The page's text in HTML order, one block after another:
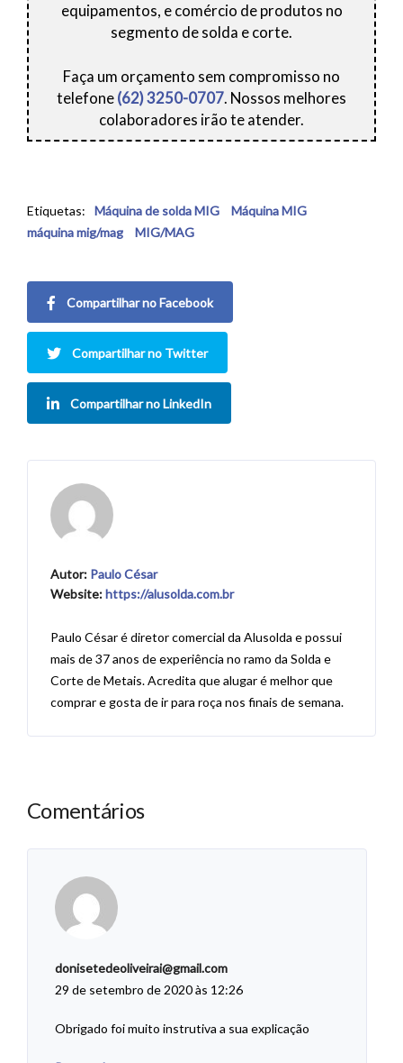
equipamentos, e comércio de produtos no
segmento de solda e corte.
Faça um orçamento sem compromisso no
telefone(62) 3250-0707. Nossos melhores
colaboradores irão te atender.
Etiquetas: Máquina de solda MIG
Máquina MIG
máquina mig/mag
MIG/MAG
Compartilhar no Facebook
Compartilhar no Twitter
Compartilhar no LinkedIn
Autor: Paulo César
Website:https://alusolda.com.br
Paulo César é diretor comercial da Alusolda e possui
mais de 37 anos de experiência no ramo da Solda e
Corte de Metais. Acredita que alugar é melhor que
comprar e gosta de ir para roça nos finais de semana.
Comentários
donisetedeoliveirai@gmail.com
29 de setembro de 2020 às 12:26
Obrigado foi muito instrutiva a sua explicação